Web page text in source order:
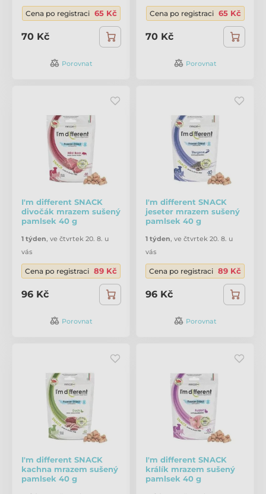
Cena po registraci 65 Kč
70 Kč
Porovnat
Cena po registraci 65 Kč
70 Kč
Porovnat
I'm different SNACK
divočák mrazem sušený
pamlsek 40 g
1 týden, ve čtvrtek 20. 8. u
vás
Cena po registraci 89 Kč
96 Kč
Porovnat
I'm different SNACK
jeseter mrazem sušený
pamlsek 40 g
1 týden, ve čtvrtek 20. 8. u
vás
Cena po registraci 89 Kč
96 Kč
Porovnat
I'm different SNACK
kachna mrazem sušený
pamlsek 40 g
I'm different SNACK
králík mrazem sušený
pamlsek 40 g